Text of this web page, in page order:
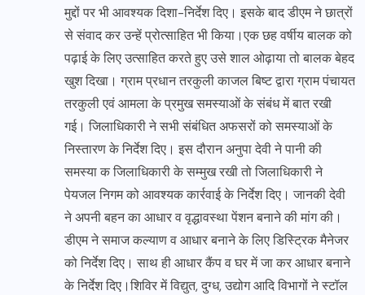
मुद्दों पर भी आवश्यक दिशा-निर्देश दिए। इसके बाद डीएम ने छात्रों
से संवाद कर उन्हें प्रोत्साहित भी किया।एक छह वर्षीय बालक को
पढ़ाई के लिए उत्साहित करते हुए उसे शाल ओढ़ाया तो बालक बेहद
खुश दिखा। ग्राम प्रधान तरकुली काजल बिष्ट द्वारा ग्राम पंचायत
तरकुली एवं आमला के प्रमुख समस्याओं के संबंध में बात रखी
गई। जिलाधिकारी ने सभी संबंधित अफसरों को समस्याओं के
निस्तारण के निर्देश दिए। इस दौरान अनुपा देवी ने पानी की
समस्या क जिलाधिकारी के सम्मुख रखी तो जिलाधिकारी ने
पेयजल निगम को आवश्यक कार्रवाई के निर्देश दिए। जानकी देवी
ने अपनी बहन का आधार व वृद्धावस्था पेंशन बनाने की मांग की।
डीएम ने समाज कल्याण व आधार बनाने के लिए डिस्ट्रिक मैनेजर
को निर्देश दिए। साथ ही आधार कैंप व घर में जा कर आधार बनाने
के निर्देश दिए।शिविर में विद्युत, दुग्ध, उद्योग आदि विभागों ने स्टॉल